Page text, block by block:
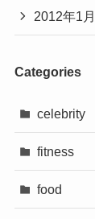
2012年1月
Categories
celebrity
fitness
food